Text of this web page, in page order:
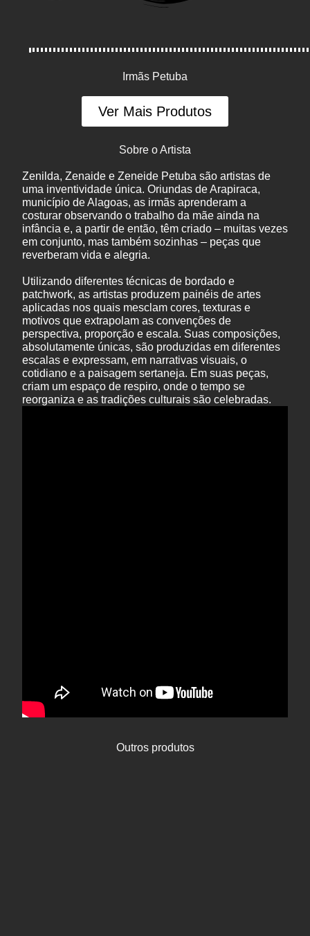
Irmãs Petuba
Ver Mais Produtos
Sobre o Artista
Zenilda, Zenaide e Zeneide Petuba são artistas de
uma inventividade única. Oriundas de Arapiraca,
município de Alagoas, as irmãs aprenderam a
costurar observando o trabalho da mãe ainda na
infância e, a partir de então, têm criado – muitas vezes
em conjunto, mas também sozinhas – peças que
reverberam vida e alegria.
Utilizando diferentes técnicas de bordado e
patchwork, as artistas produzem painéis de artes
aplicadas nos quais mesclam cores, texturas e
motivos que extrapolam as convenções de
perspectiva, proporção e escala. Suas composições,
absolutamente únicas, são produzidas em diferentes
escalas e expressam, em narrativas visuais, o
cotidiano e a paisagem sertaneja. Em suas peças,
criam um espaço de respiro, onde o tempo se
reorganiza e as tradições culturais são celebradas.
Outros produtos